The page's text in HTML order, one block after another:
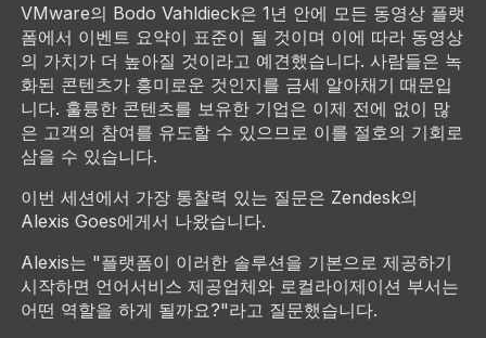
VMware의 Bodo Vahldieck은 1년 안에 모든 동영상 플랫
폼에서 이벤트 요약이 표준이 될 것이며 이에 따라 동영상
의 가치가 더 높아질 것이라고 예견했습니다. 사람들은 녹
화된 콘텐츠가 흥미로운 것인지를 금세 알아채기 때문입
니다. 훌륭한 콘텐츠를 보유한 기업은 이제 전에 없이 많
은 고객의 참여를 유도할 수 있으므로 이를 절호의 기회로
삼을 수 있습니다.
이번 세션에서 가장 통찰력 있는 질문은 Zendesk의
Alexis Goes에게서 나왔습니다.
Alexis는 "플랫폼이 이러한 솔루션을 기본으로 제공하기
시작하면 언어서비스 제공업체와 로컬라이제이션 부서는
어떤 역할을 하게 될까요?"라고 질문했습니다.